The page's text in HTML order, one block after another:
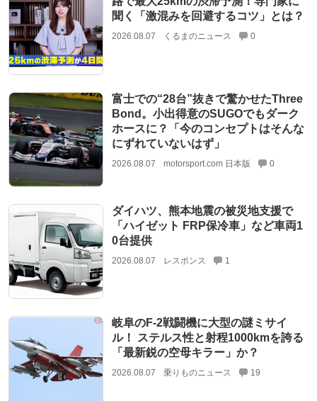
聞く「激混みを回避するコツ」とは？
2026.08.07 くるまのニュース 0
富士での“28台”抜きで驚かせたThree
Bond。小出得意のSUGOでもダーク
ホースに？「今のコンセプトはそんな
にずれていないはず」
2026.08.07 motorsport.com 日本版 0
ダイハツ、熊本地震の被災地支援で
「ハイゼット FRP保冷車」など車両1
0台提供
2026.08.07 レスポンス 1
岐阜のF-2戦闘機に大型の謎ミサイ
ル！ ステルス性と射程1000kmを誇る
「最新鋭の空母キラー」か？
2026.08.07 乗りものニュース 19